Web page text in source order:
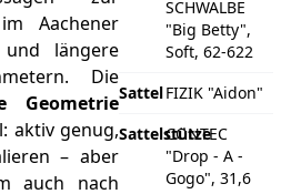
Aachener
längere
Die
Geometrie
aktiv genug,
– aber
auch nach
SCHWALBE
"Big Betty",
Soft, 62-622
SattelFIZIK "Aidon"
Sattelstütze
CONTEC
"Drop - A -
Gogo", 31,6